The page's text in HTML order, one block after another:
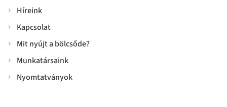
Híreink
Kapcsolat
Mit nyújt a bölcsőde?
Munkatársaink
Nyomtatványok